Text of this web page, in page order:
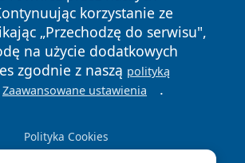
korzystanie ze
„Przechodzę do serwisu",
na użycie dodatkowych
zgodnie z naszą polityką
Zaawansowane ustawienia .
Polityka Cookies
Polityka
Prywatności
Polityka
Cookies